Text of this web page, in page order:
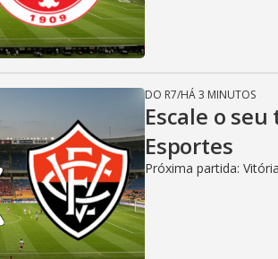
DO R7/HÁ 3 MINUTOS
Escale o
Esportes
Próxima partida: